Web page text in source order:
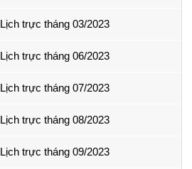
Lịch trực tháng 03/2023
Lịch trực tháng 06/2023
Lịch trực tháng 07/2023
Lịch trực tháng 08/2023
Lịch trực tháng 09/2023